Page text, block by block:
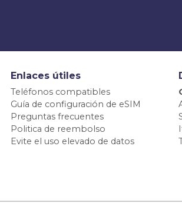
Enlaces útiles
Teléfonos compatibles
Guía de configuración de eSIM
Preguntas frecuentes
Politica de reembolso
Evite el uso elevado de datos